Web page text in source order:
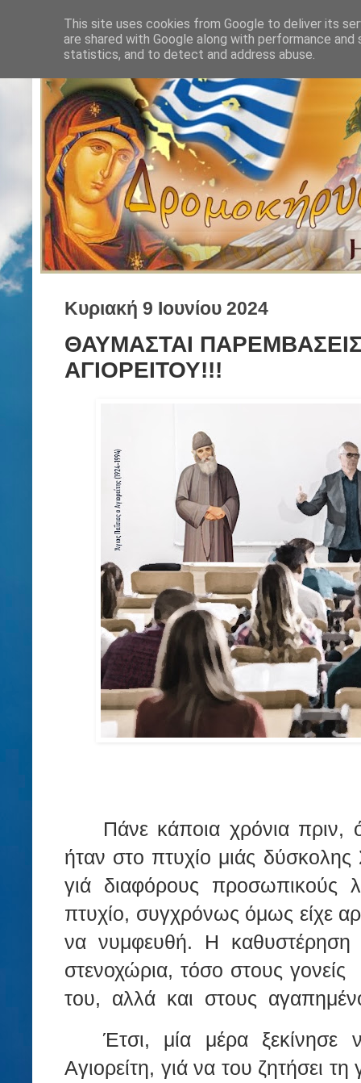
Κυριακή 9 Ιουνίου 2024
ΘΑΥΜΑΣΤΑΙ
ΑΓΙΟΡΕΙΤΟΥ!!!
Πάνε κάποια χρόνια πριν,
ήταν στο πτυχίο μιάς
γιά διαφόρους προσωπικούς
πτυχίο, συγχρόνως όμως είχε
να νυμφευθή. Η καθυστέρηση
στενοχώρια, τόσο στους γονείς
του,
αλλά και στους
Έτσι, μία μέρα ξεκίνησε
Αγιορείτη, γιά να του ζητήσει
This site uses cookies from Google to deliver its
are shared with Google along with performance
statistics, and to detect and address abuse.